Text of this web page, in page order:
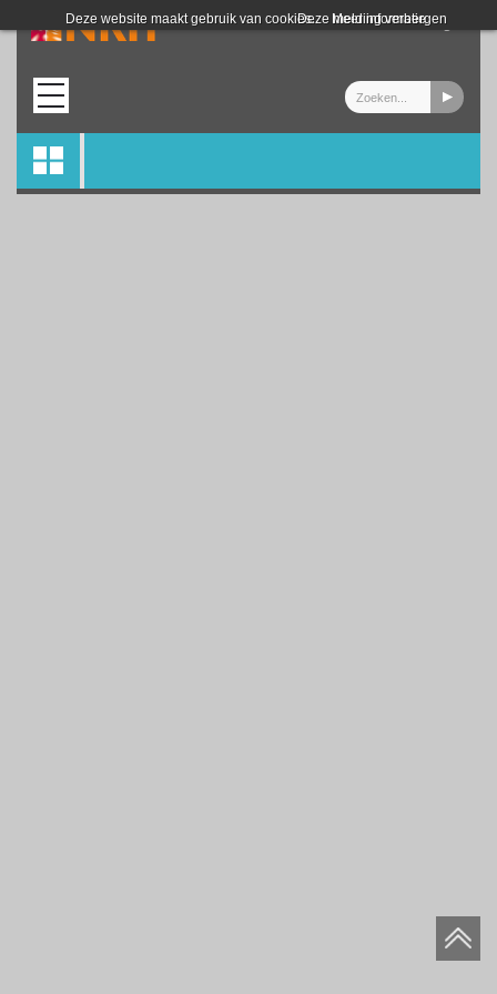
Deze website maakt gebruik van cookies. Meer informatie
Deze melding verbergen
Login